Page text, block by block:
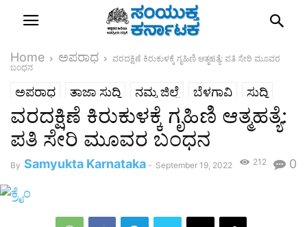
Home ಅಪರಾಧ
ವರದಕ್ಷಿಣೆ ಕಿರುಕುಳಕ್ಕೆ ಗೃಹಿಣಿ ಆತ್ಮಹತ್ಯೆ: ಪತಿ ಸೇರಿ ಮೂವರ
ಬಂಧನ
ಅಪರಾಧ ತಾಜಾ ಸುದ್ದಿ ನಮ್ಮ ಜಿಲ್ಲೆ ಬೆಳಗಾವಿ ಸುದ್ದಿ
ವರದಕ್ಷಿಣೆ ಕಿರುಕುಳಕ್ಕೆ ಗೃಹಿಣಿ ಆತ್ಮಹತ್ಯೆ:
ಪತಿ ಸೇರಿ ಮೂವರ ಬಂಧನ
By Samyukta Karnataka - September 19, 2022 0
212